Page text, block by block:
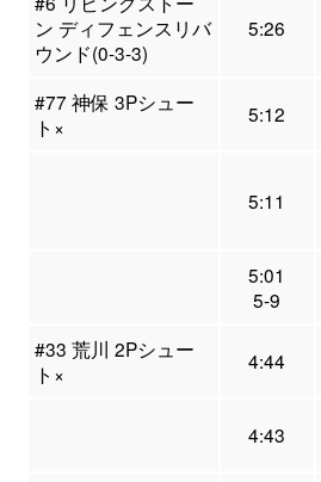
ン ディフェンスリバ
ウンド(0-3-3)
5:26
#77 神保 3Pシュー
ト×
5:12
5:11
5:01
5-9
#33 荒川 2Pシュー
ト×
4:44
4:43